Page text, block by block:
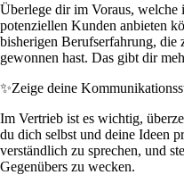
Überlege dir im Voraus,
potenziellen Kunden anbieten
bisherigen Berufserfahrung,
gewonnen hast. Das gibt dir
✨Zeige deine
Im Vertrieb ist es wichtig,
du dich selbst und deine Ideen
verständlich zu sprechen, und
Gegenübers zu wecken.